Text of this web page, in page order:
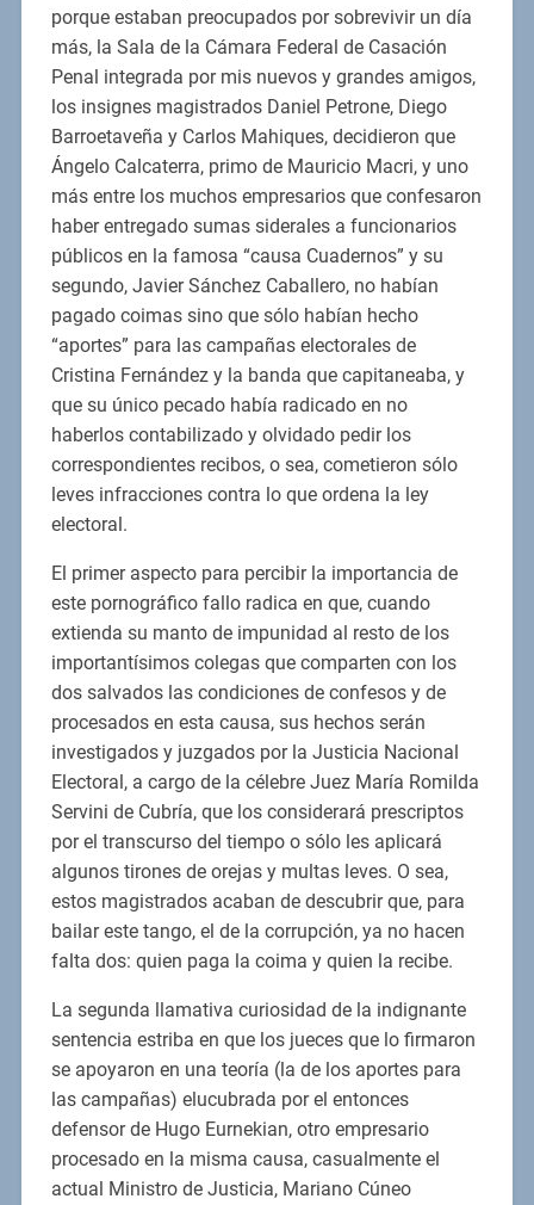
porque estaban preocupados por sobrevivir un día
más, la Sala de la Cámara Federal de Casación
Penal integrada por mis nuevos y grandes amigos,
los insignes magistrados Daniel Petrone, Diego
Barroetaveña y Carlos Mahiques, decidieron que
Ángelo Calcaterra, primo de Mauricio Macri, y uno
más entre los muchos empresarios que confesaron
haber entregado sumas siderales a funcionarios
públicos en la famosa “causa Cuadernos” y su
segundo, Javier Sánchez Caballero, no habían
pagado coimas sino que sólo habían hecho
“aportes” para las campañas electorales de
Cristina Fernández y la banda que capitaneaba, y
que su único pecado había radicado en no
haberlos contabilizado y olvidado pedir los
correspondientes recibos, o sea, cometieron sólo
leves infracciones contra lo que ordena la ley
electoral.
El primer aspecto para percibir la importancia de
este pornográfico fallo radica en que, cuando
extienda su manto de impunidad al resto de los
importantísimos colegas que comparten con los
dos salvados las condiciones de confesos y de
procesados en esta causa, sus hechos serán
investigados y juzgados por la Justicia Nacional
Electoral, a cargo de la célebre Juez María Romilda
Servini de Cubría, que los considerará prescriptos
por el transcurso del tiempo o sólo les aplicará
algunos tirones de orejas y multas leves. O sea,
estos magistrados acaban de descubrir que, para
bailar este tango, el de la corrupción, ya no hacen
falta dos: quien paga la coima y quien la recibe.
La segunda llamativa curiosidad de la indignante
sentencia estriba en que los jueces que lo firmaron
se apoyaron en una teoría (la de los aportes para
las campañas) elucubrada por el entonces
defensor de Hugo Eurnekian, otro empresario
procesado en la misma causa, casualmente el
actual Ministro de Justicia, Mariano Cúneo